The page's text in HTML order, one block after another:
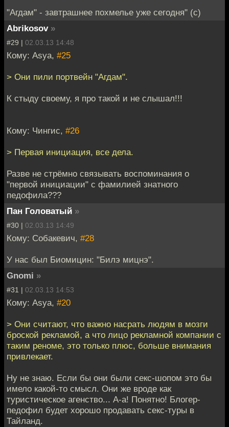
"Агдам" - завтрашнее похмелье уже сегодня" (с)
Abrikosov »
#29 | 02.03.13 14:48
Кому: Asya, #25
> Они пили портвейн "Агдам".
К стыду своему, я про такой и не слышал!!!
Кому: Чингис, #26
> Первая инициация, все дела.
Разве не стрёмно связывать воспоминания о
"первой инициации" с фамилией знатного
педофила???
Пан Головатый »
#30 | 02.03.13 14:49
Кому: Собакевич, #28
У нас был Биомицин: "Билэ мицнэ".
Gnomi »
#31 | 02.03.13 14:53
Кому: Asya, #20
> Они считают, что важно насрать людям в мозги
броской рекламой, а что лицо рекламной компании с
таким реноме, это только плюс, больше внимания
привлекает.
Ну не знаю. Если бы они были секс-шопом это бы
имело какой-то смысл. Они же вроде как
туристическое агенство... А-а! Понятно! Блогер-
педофил будет хорошо продавать секс-туры в
Тайланд.